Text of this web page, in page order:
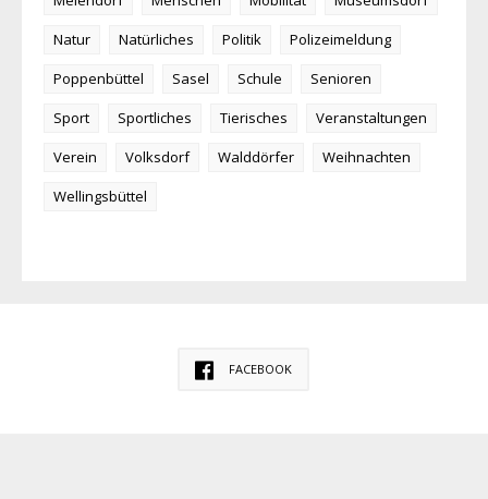
Natur
Natürliches Politik
Polizeimeldung
Poppenbüttel
Sasel Schule
Senioren
Sport
Sportliches Tierisches
Veranstaltungen
Verein
Volksdorf Walddörfer
Weihnachten
Wellingsbüttel
FACEBOOK